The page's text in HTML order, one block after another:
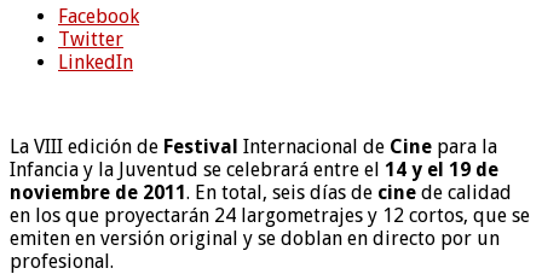
Facebook
Twitter
LinkedIn
La VIII edición de Festival Internacional de Cine para la
Infancia y la Juventud se celebrará entre el 14 y el 19 de
noviembre de 2011. En total, seis días de cine de calidad
en los que proyectarán 24 largometrajes y 12 cortos, que se
emiten en versión original y se doblan en directo por un
profesional.